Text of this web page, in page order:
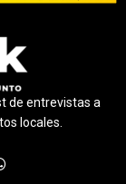
de entrevistas a
locales.